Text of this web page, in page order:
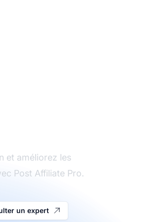
et améliorez les
Post Affiliate Pro.
un expert